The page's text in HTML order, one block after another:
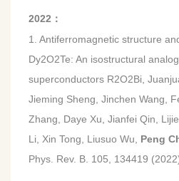
2022 ：
1. Antiferromagnetic structure
Dy2O2Te: An isostructural
superconductors R2O2Bi,
Jieming Sheng, Jinchen Wang,
Zhang, Daye Xu, Jianfei Qin,
Li, Xin Tong, Liusuo Wu, Peng
Phys. Rev. B. 105, 134419